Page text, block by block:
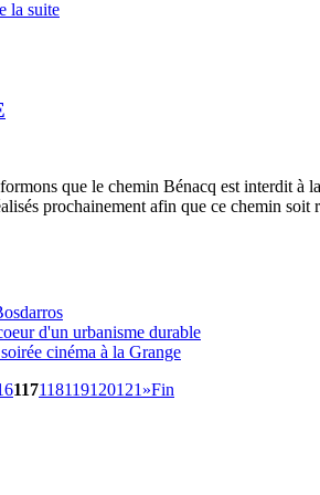
la suite
que le chemin Bénacq est interdit à
prochainement afin que ce chemin soit
d'un urbanisme durable
cinéma à la Grange
117118119120121 »Fin